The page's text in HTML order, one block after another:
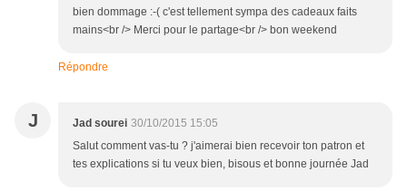
bien dommage :-( c'est tellement sympa des cadeaux faits
mains<br /> Merci pour le partage<br /> bon weekend
Répondre
J Jad sourei 30/10/2015 15:05
Salut comment vas-tu ? j'aimerai bien recevoir ton patron et
tes explications si tu veux bien, bisous et bonne journée Jad